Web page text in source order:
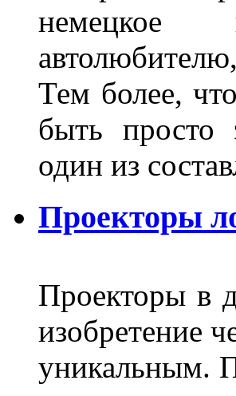
немецкое
Тем более,
быть просто
один из
Проекторы
Проекторы в
изобретение
уникальным.